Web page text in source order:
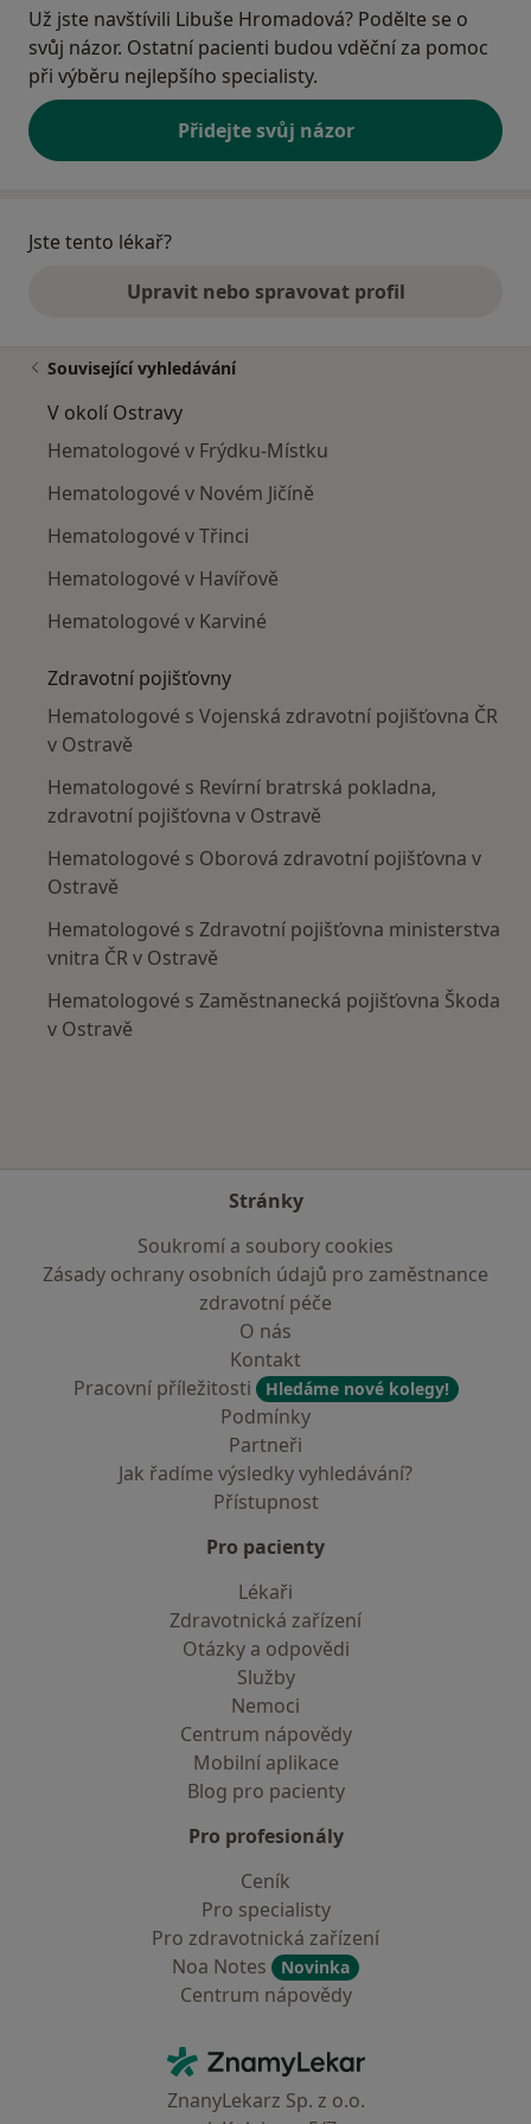
Už jste navštívili Libuše Hromadová? Podělte se o
svůj názor. Ostatní pacienti budou vděční za pomoc
při výběru nejlepšího specialisty.
Přidejte svůj názor
Jste tento lékař?
Upravit nebo spravovat profil
Související vyhledávání
V okolí Ostravy
Hematologové v Frýdku-Místku
Hematologové v Novém Jičíně
Hematologové v Třinci
Hematologové v Havířově
Hematologové v Karviné
Zdravotní pojišťovny
Hematologové s Vojenská zdravotní pojišťovna ČR
v Ostravě
Hematologové s Revírní bratrská pokladna,
zdravotní pojišťovna v Ostravě
Hematologové s Oborová zdravotní pojišťovna v
Ostravě
Hematologové s Zdravotní pojišťovna ministerstva
vnitra ČR v Ostravě
Hematologové s Zaměstnanecká pojišťovna Škoda
v Ostravě
Stránky
Soukromí a soubory cookies
Zásady ochrany osobních údajů pro zaměstnance
zdravotní péče
O nás
Kontakt
Pracovní příležitosti
Hledáme nové kolegy!
Podmínky
Partneři
Jak řadíme výsledky vyhledávání?
Přístupnost
Pro pacienty
Lékaři
Zdravotnická zařízení
Otázky a odpovědi
Služby
Nemoci
Centrum nápovědy
Mobilní aplikace
Blog pro pacienty
Pro profesionály
Ceník
Pro specialisty
Pro zdravotnická zařízení
Noa Notes
Novinka
Centrum nápovědy
ZnamyLekar - Hlavní stránka
ZnanyLekarz Sp. z o.o.